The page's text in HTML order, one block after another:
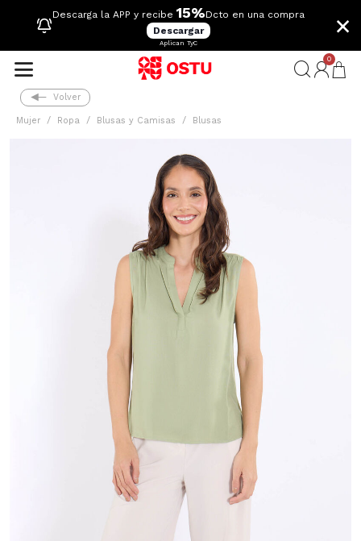
Descarga la APP y recibe 15%Dcto en una compra
Descargar
Aplican TyC
×
0
Volver
Mujer Ropa Blusas y Camisas Blusas